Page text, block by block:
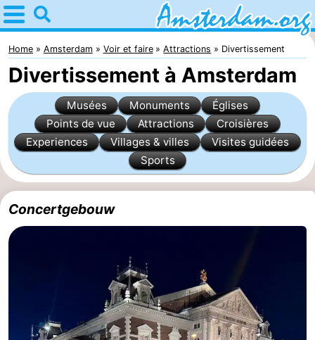
Home
Amsterdam
Itinéraires
Avec
les
enfants
Jeunes
adultes
Gratuitement
Passer
la
Appartements
d'hôtes
Chaumières
Home Amsterdam Voir et faire Attractions Divertissement
Divertissement à Amsterdam
Musées Monuments
Églises
Points de vue
Attractions
Croisières
Experiences
Villages & villes
Visites guidées
Sports
Concertgebouw